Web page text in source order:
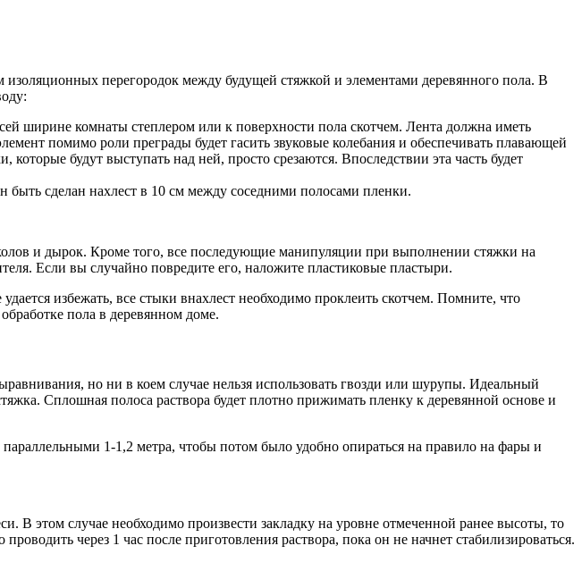
перегородок между будущей стяжкой и элементами деревянного пола. В
ширине комнаты степлером или к поверхности пола скотчем. Лента должна иметь
помимо роли преграды будет гасить звуковые колебания и обеспечивать плавающей
будут выступать над ней, просто срезаются. Впоследствии эта часть будет
сделан нахлест в 10 см между соседними полосами пленки.
и дырок. Кроме того, все последующие манипуляции при выполнении стяжки на
Если вы случайно повредите его, наложите пластиковые пластыри.
избежать, все стыки внахлест необходимо проклеить скотчем. Помните, что
пола в деревянном доме.
но ни в коем случае нельзя использовать гвозди или шурупы. Идеальный
Сплошная полоса раствора будет плотно прижимать пленку к деревянной основе и
1-1,2 метра, чтобы потом было удобно опираться на правило на фары и
В этом случае необходимо произвести закладку на уровне отмеченной ранее высоты, то
через 1 час после приготовления раствора, пока он не начнет стабилизироваться.